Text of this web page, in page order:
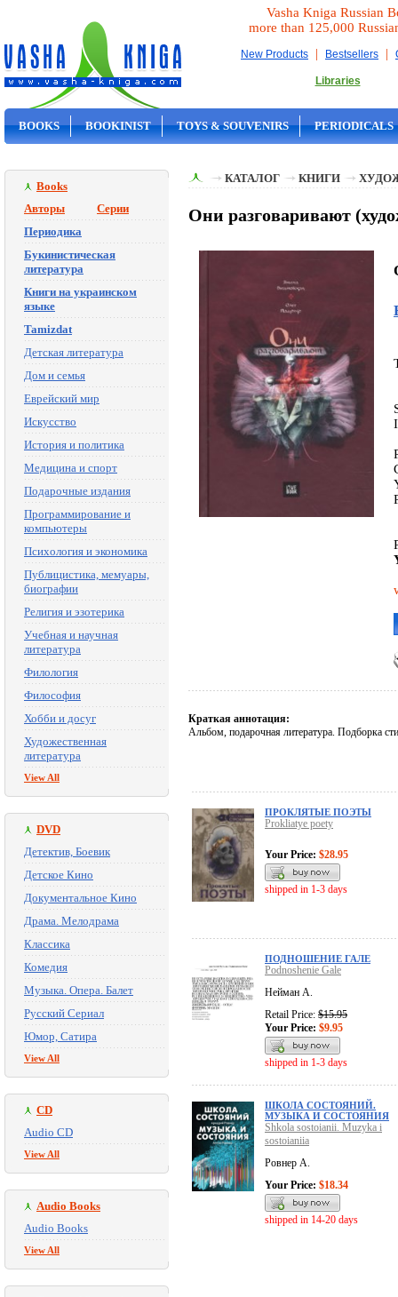
Vasha Kniga Russian
more than 125,000
New Products | Bestsellers |
Libraries
BOOKS BOOKINIST TOYS & SOUVENIRS PERIODICALS
Books
Авторы
Серии
Периодика
Букинистическая
литература
Книги на украинском
языке
Tamizdat
Детская литература
Дом и семья
Еврейский мир
Искусство
История и политика
Медицина и спорт
Подарочные издания
Программирование и
компьютеры
Психология и экономика
Публицистика, мемуары,
биографии
Религия и эзотерика
Учебная и научная
литература
Филология
Философия
Хобби и досуг
Художественная
литература
View All
DVD
Детектив, Боевик
Детское Кино
Документальное Кино
Драма. Мелодрама
Классика
Комедия
Музыка. Опера. Балет
Русский Сериал
Юмор, Сатира
View All
CD
Audio CD
View All
Audio Books
Audio Books
View All
КАТАЛОГ КНИГИ
Они разговаривают
Краткая аннотация:
Альбом, подарочная литература. Подборка
ПРОКЛЯТЫЕ ПОЭТЫ
Prokliatye poety
Your Price: $28.95
shipped in 1-3 days
ПОДНОШЕНИЕ ГАЛЕ
Podnoshenie Gale
Нейман А.
Retail Price: $15.95
Your Price: $9.95
shipped in 1-3 days
ШКОЛА СОСТОЯНИЙ.
МУЗЫКА И СОСТОЯНИЯ
Shkola sostoianii. Muzyka i
sostoianiia
Ровнер А.
Your Price: $18.34
shipped in 14-20 days